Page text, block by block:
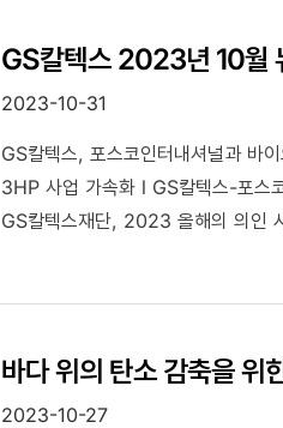
GS칼텍스 2023년 10월
2023-10-31
GS칼텍스, 포스코인터내셔널과 바
3HP 사업 가속화 l GS칼텍스-포스
GS칼텍스재단, 2023 올해의 의인
바다 위의 탄소 감축을
2023-10-27